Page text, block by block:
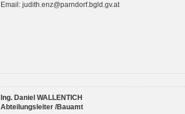
Email: judith.enz@parndorf.bgld.gv.at
Ing. Daniel WALLENTICH
Abteilungsleiter /Bauamt